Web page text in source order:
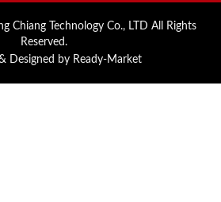
Chiang Technology Co., LTD All Rights
Reserved.
Designed by Ready-Market